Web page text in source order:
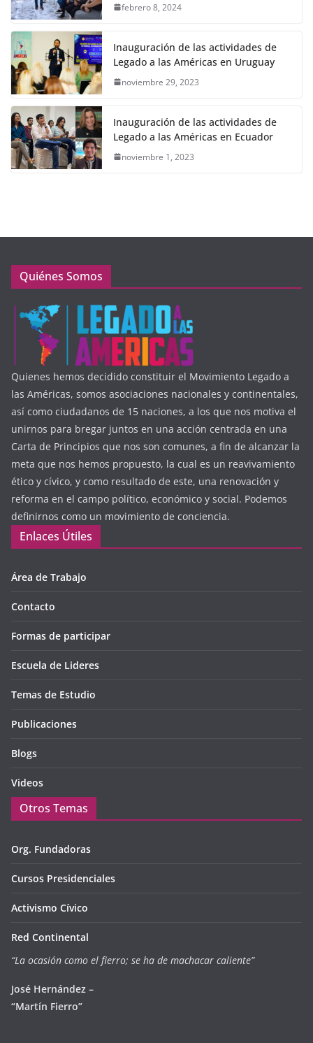
febrero 8, 2024
Inauguración de las actividades de
Legado a las Américas en Uruguay
noviembre 29, 2023
Inauguración de las actividades de
Legado a las Américas en Ecuador
noviembre 1, 2023
Quiénes Somos
Quienes hemos decidido constituir el Movimiento Legado a
las Américas, somos asociaciones nacionales y continentales,
así como ciudadanos de 15 naciones, a los que nos motiva el
unirnos para bregar juntos en una acción centrada en una
Carta de Principios que nos son comunes, a fin de alcanzar la
meta que nos hemos propuesto, la cual es un reavivamiento
ético y cívico, y como resultado de este, una renovación y
reforma en el campo político, económico y social. Podemos
definirnos como un movimiento de conciencia.
Enlaces Útiles
Área de Trabajo
Contacto
Formas de participar
Escuela de Lideres
Temas de Estudio
Publicaciones
Blogs
Videos
Otros Temas
Org. Fundadoras
Cursos Presidenciales
Activismo Cívico
Red Continental
“La ocasión como el fierro; se ha de machacar caliente”
José Hernández –
“Martín Fierro”